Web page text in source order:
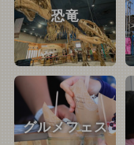
恐竜
グルメフェス